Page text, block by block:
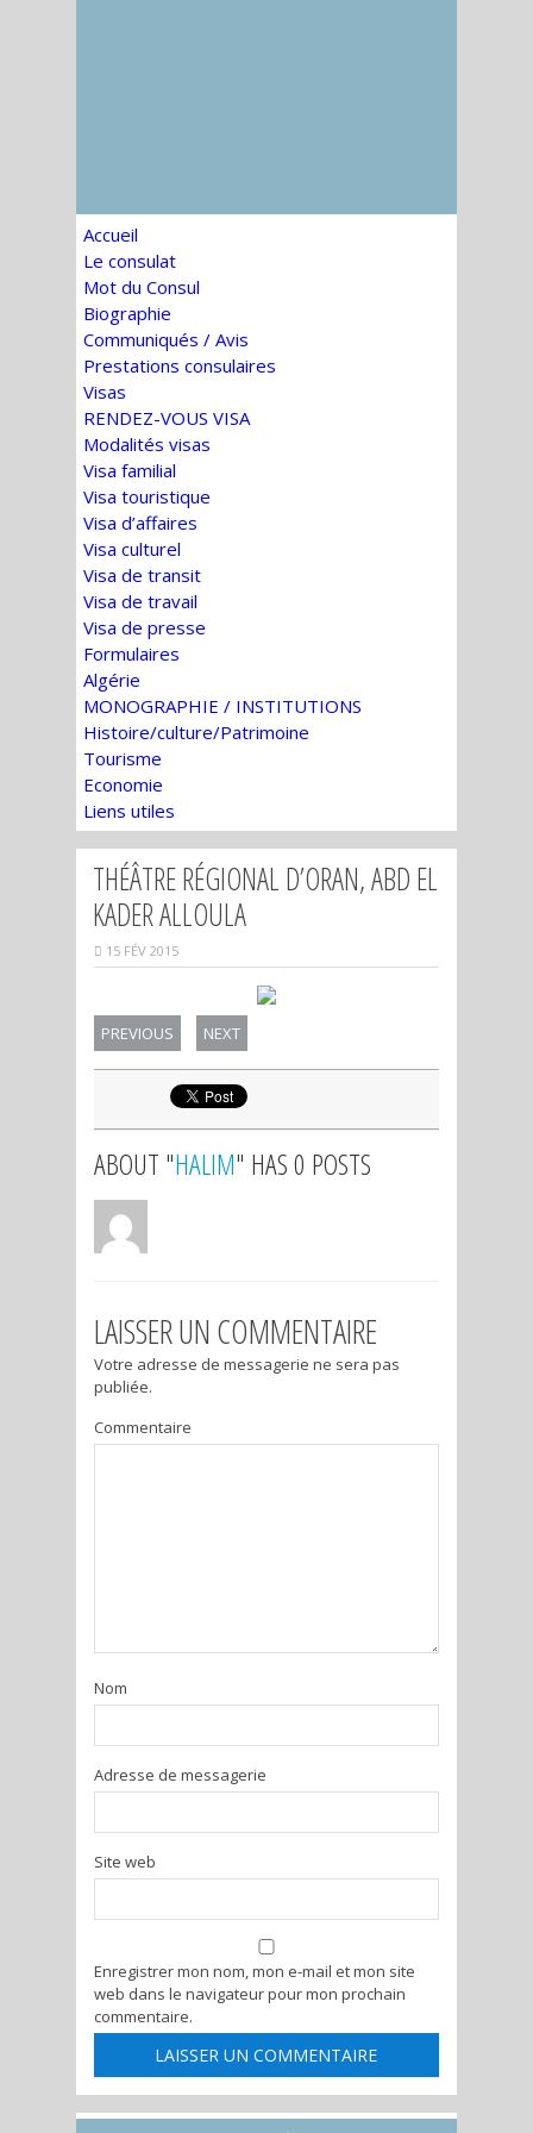
Accueil
Le consulat
Mot du Consul
Biographie
Communiqués / Avis
Prestations consulaires
Visas
RENDEZ-VOUS VISA
Modalités visas
Visa familial
Visa touristique
Visa d’affaires
Visa culturel
Visa de transit
Visa de travail
Visa de presse
Formulaires
Algérie
MONOGRAPHIE / INSTITUTIONS
Histoire/culture/Patrimoine
Tourisme
Economie
Liens utiles
THÉÂTRE RÉGIONAL D’ORAN, ABD EL
KADER ALLOULA
15 FÉV 2015
PREVIOUS NEXT
ABOUT "HALIM" HAS 0 POSTS
LAISSER UN COMMENTAIRE
Votre adresse de messagerie ne sera pas
publiée.
Commentaire
Nom
Adresse de messagerie
Site web
Enregistrer mon nom, mon e-mail et mon site
web dans le navigateur pour mon prochain
commentaire.